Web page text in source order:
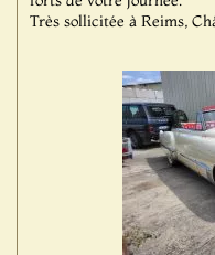
Très sollicitée à Reims,